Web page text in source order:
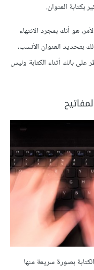
بكتابة العنوان.
هو أنك بمجرد الانتهاء
بتحديد العنوان الأنسب،
على بالك أثناء الكتابة وليس
بصورة سريعة منها